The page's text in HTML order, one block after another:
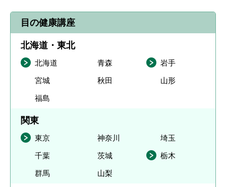
目の健康講座
北海道・東北
北海道 青森 岩手
宮城 秋田 山形
福島
関東
東京 神奈川 埼玉
千葉 茨城 栃木
群馬 山梨